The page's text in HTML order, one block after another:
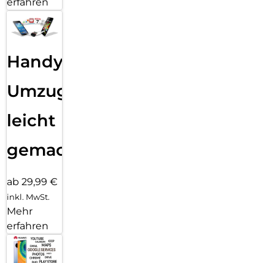
Handy
Umzug
leicht
gemacht!
ab 29,99 €
inkl. MwSt.
Mehr
erfahren